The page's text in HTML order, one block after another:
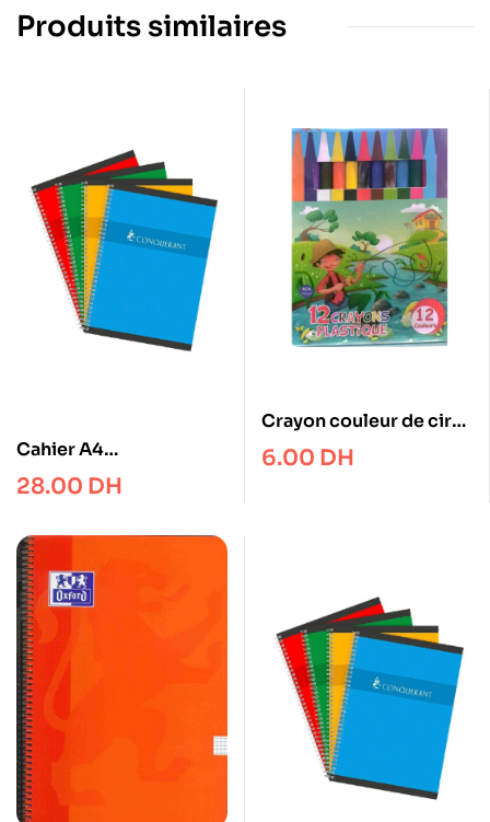
Produits similaires
Cahier A4
CONQUERANT – 5×5 –
100p . 70g
28.00 DH
Crayon couleur de cire
12 Maxime
6.00 DH